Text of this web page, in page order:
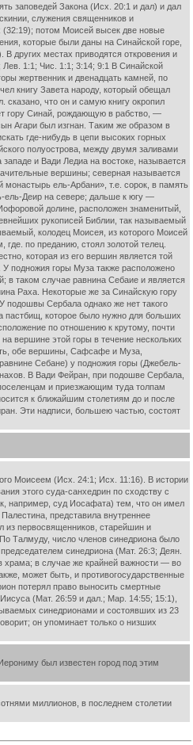
заповедей Закона (Исх. 20:1 и дал) и дал
служения священников и
(32:19); потом Моисей высек две новые
которые были даны на Синайской горе,
других местах приводятся откровения и
1:1; Чис. 1:1; 3:14; 9:1 В Синайской
жертвенник и двенадцать камней, по
книгу Завета народу, который обещал
сказано, что он и самую книгу окропил
гору Синай, рождающую в рабство, —
Агари был изгнан. Таким же образом в
где-нибудь в цепи высоких горных
полуострова, между двумя заливами
и Вади Ледиа на востоке, называется
вершины; северная называется
ель-Арбани», т.е. сорок, в память
ель-Деир на севере; дальше к югу —
долине, расположен знаменитый,
рукописей Библии, так называемый
колодец Моисея, из которого Моисей
по преданию, стоял золотой телец.
которая из его вершин является той
подножия горы Муза также расположено
в таком случае равнина Себаие и является
Раха. Некоторые же за Синайскую гору
подошвы Сербала однако же нет такого
пастбищ, которое было нужно для больших
по отношению к крутому, почти
вершине этой горы в течение нескольких
обе вершины, Сафсафе и Муза,
Себане) у подножия горы (Джебель-
В Вади Фейран, при подошве Сербала,
и приезжающим туда толпам
к ближайшим столетиям до и после
Эти надписи, большею частью, состоят
Моисеем (Исх. 24:1; Исх. 11:16). В истории
этого суда-санхедрин по сходству с
например, суд Иосафата) тем, что он имел
представила внутреннее
из первосвященников, старейшин и
Талмуду, число членов синедриона было
синедриона (Мат. 26:3; Деян.
храма; в случае же крайней важности — во
может быть, и противогосударственные
потерял право выносить смертные
(Мат. 26:59 и дал.; Map. 14:55; 15:1),
синедрионами и состоявших из 23
он упоминает только о низших
был известен город под этим
миллионов, в последнем столетии